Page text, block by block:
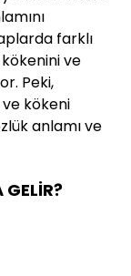
farklı
ve
Peki,
kökeni
anlamı ve
GELİR?